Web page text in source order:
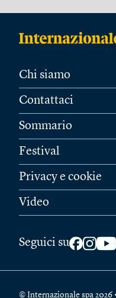
Chi siamo
Contattaci
Sommario
Festival
Privacy e cookie
Video
Seguici su
© Internazionale spa 2026